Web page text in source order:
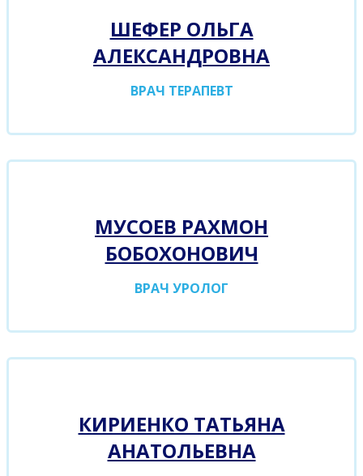
ШЕФЕР ОЛЬГА
АЛЕКСАНДРОВНА
ВРАЧ ТЕРАПЕВТ
МУСОЕВ РАХМОН
БОБОХОНОВИЧ
ВРАЧ УРОЛОГ
КИРИЕНКО ТАТЬЯНА
АНАТОЛЬЕВНА